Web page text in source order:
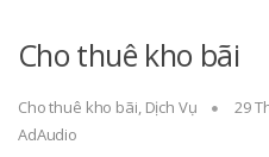
Cho thuê kho bãi
Cho thuê kho bãi, Dịch Vụ
29
AdAudio